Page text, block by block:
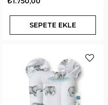
SEPETE EKLE